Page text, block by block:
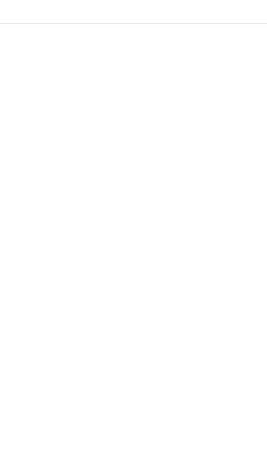
политику страны
ТОП-7 полезных советов